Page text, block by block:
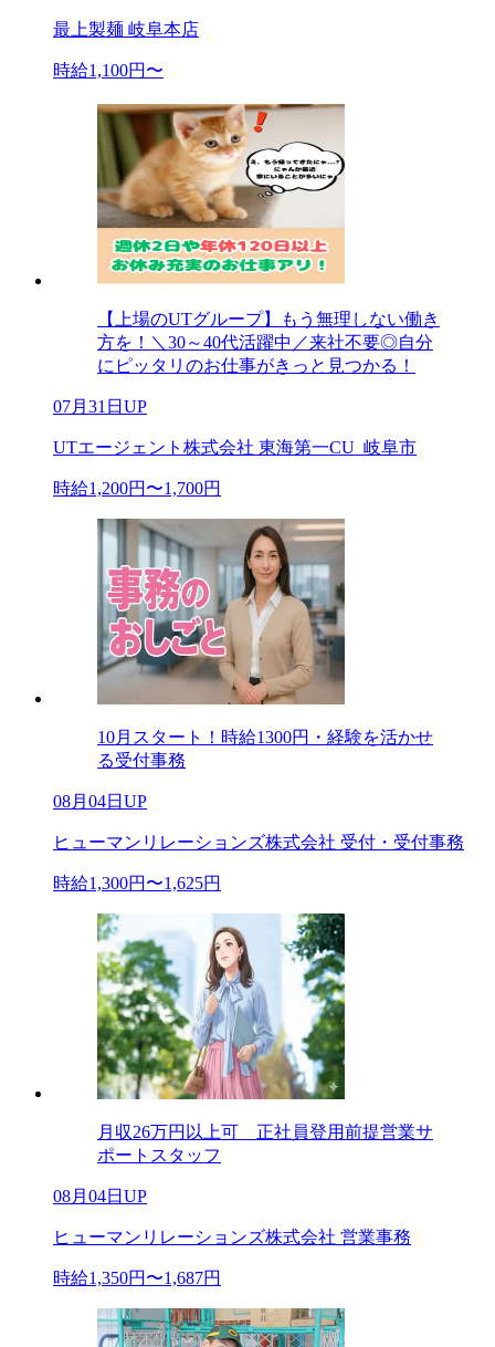
最上製麺 岐阜本店
時給1,100円〜
【上場のUTグループ】もう無理しない働き
方を！＼30～40代活躍中／来社不要◎自分
にピッタリのお仕事がきっと見つかる！
07月31日UP
UTエージェント株式会社 東海第一CU_岐阜市
時給1,200円〜1,700円
10月スタート！時給1300円・経験を活かせ
る受付事務
08月04日UP
ヒューマンリレーションズ株式会社 受付・受付事務
時給1,300円〜1,625円
月収26万円以上可 正社員登用前提営業サ
ポートスタッフ
08月04日UP
ヒューマンリレーションズ株式会社 営業事務
時給1,350円〜1,687円